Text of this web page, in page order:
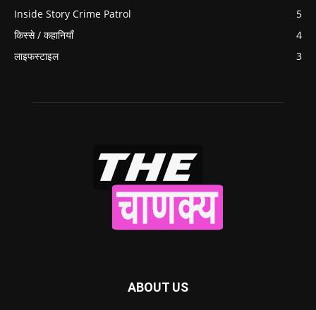
Inside Story Crime Patrol
5
किस्से / कहानियाँ
4
लाइफस्टाइल
3
ABOUT US